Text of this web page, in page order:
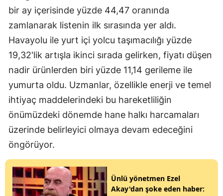
bir ay içerisinde yüzde 44,47 oranında
zamlanarak listenin ilk sırasında yer aldı.
Havayolu ile yurt içi yolcu taşımacılığı yüzde
19,32'lik artışla ikinci sırada gelirken, fiyatı düşen
nadir ürünlerden biri yüzde 11,14 gerileme ile
yumurta oldu. Uzmanlar, özellikle enerji ve temel
ihtiyaç maddelerindeki bu hareketliliğin
önümüzdeki dönemde hane halkı harcamaları
üzerinde belirleyici olmaya devam edeceğini
öngörüyor.
Ünlü yönetmen Ezel
Akay'dan şoke eden haber: